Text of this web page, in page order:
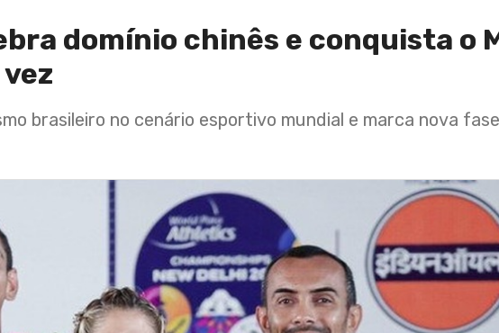
domínio chinês e conquista o
brasileiro no cenário esportivo mundial e marca nova